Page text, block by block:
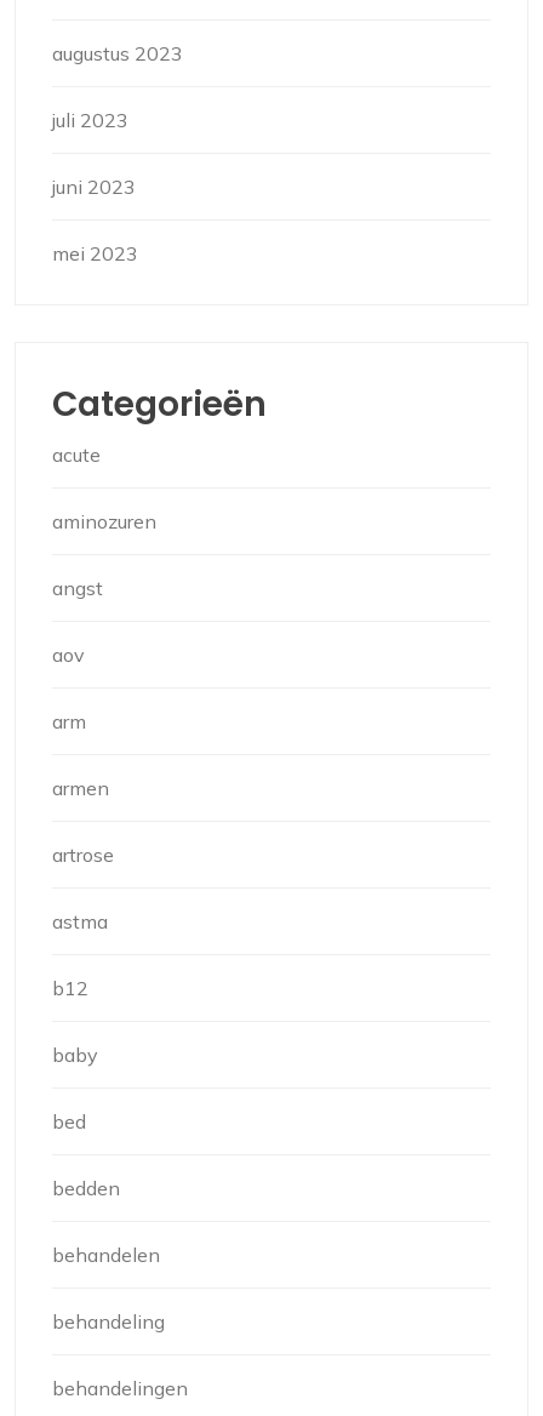
augustus 2023
juli 2023
juni 2023
mei 2023
Categorieën
acute
aminozuren
angst
aov
arm
armen
artrose
astma
b12
baby
bed
bedden
behandelen
behandeling
behandelingen